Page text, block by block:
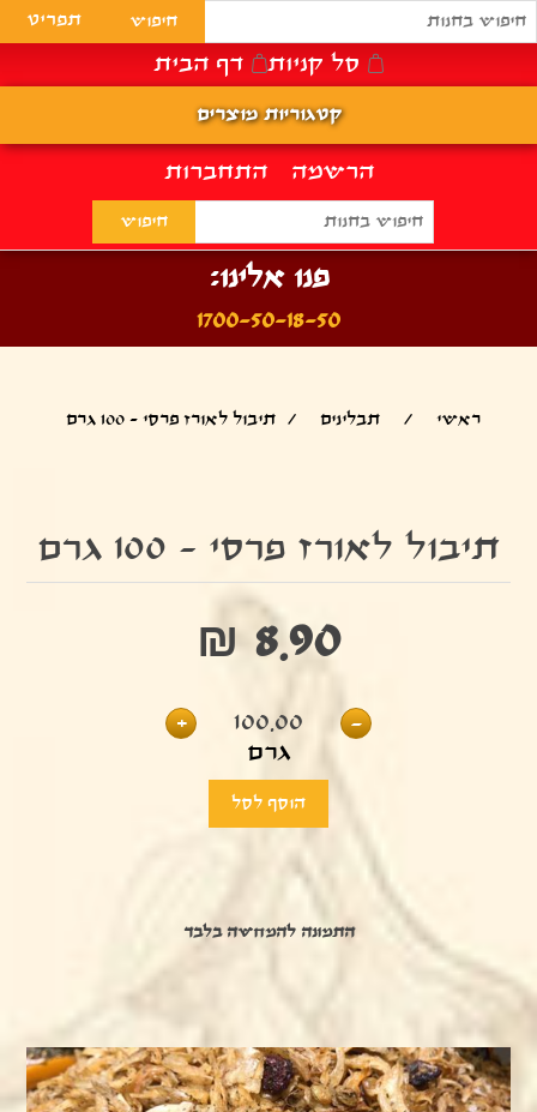
הרשמה התחברות
סל קניות דף הבית
פנו אלינו:
1700-50-18-50
ראשי / תבלינים / תיבול לאורז פרסי - 100 גרם
תיבול לאורז פרסי - 100 גרם
₪ 8.90
-
100.00
גרם
+
התמונה להמחשה בלבד
תפריט
קטגוריות מוצרים